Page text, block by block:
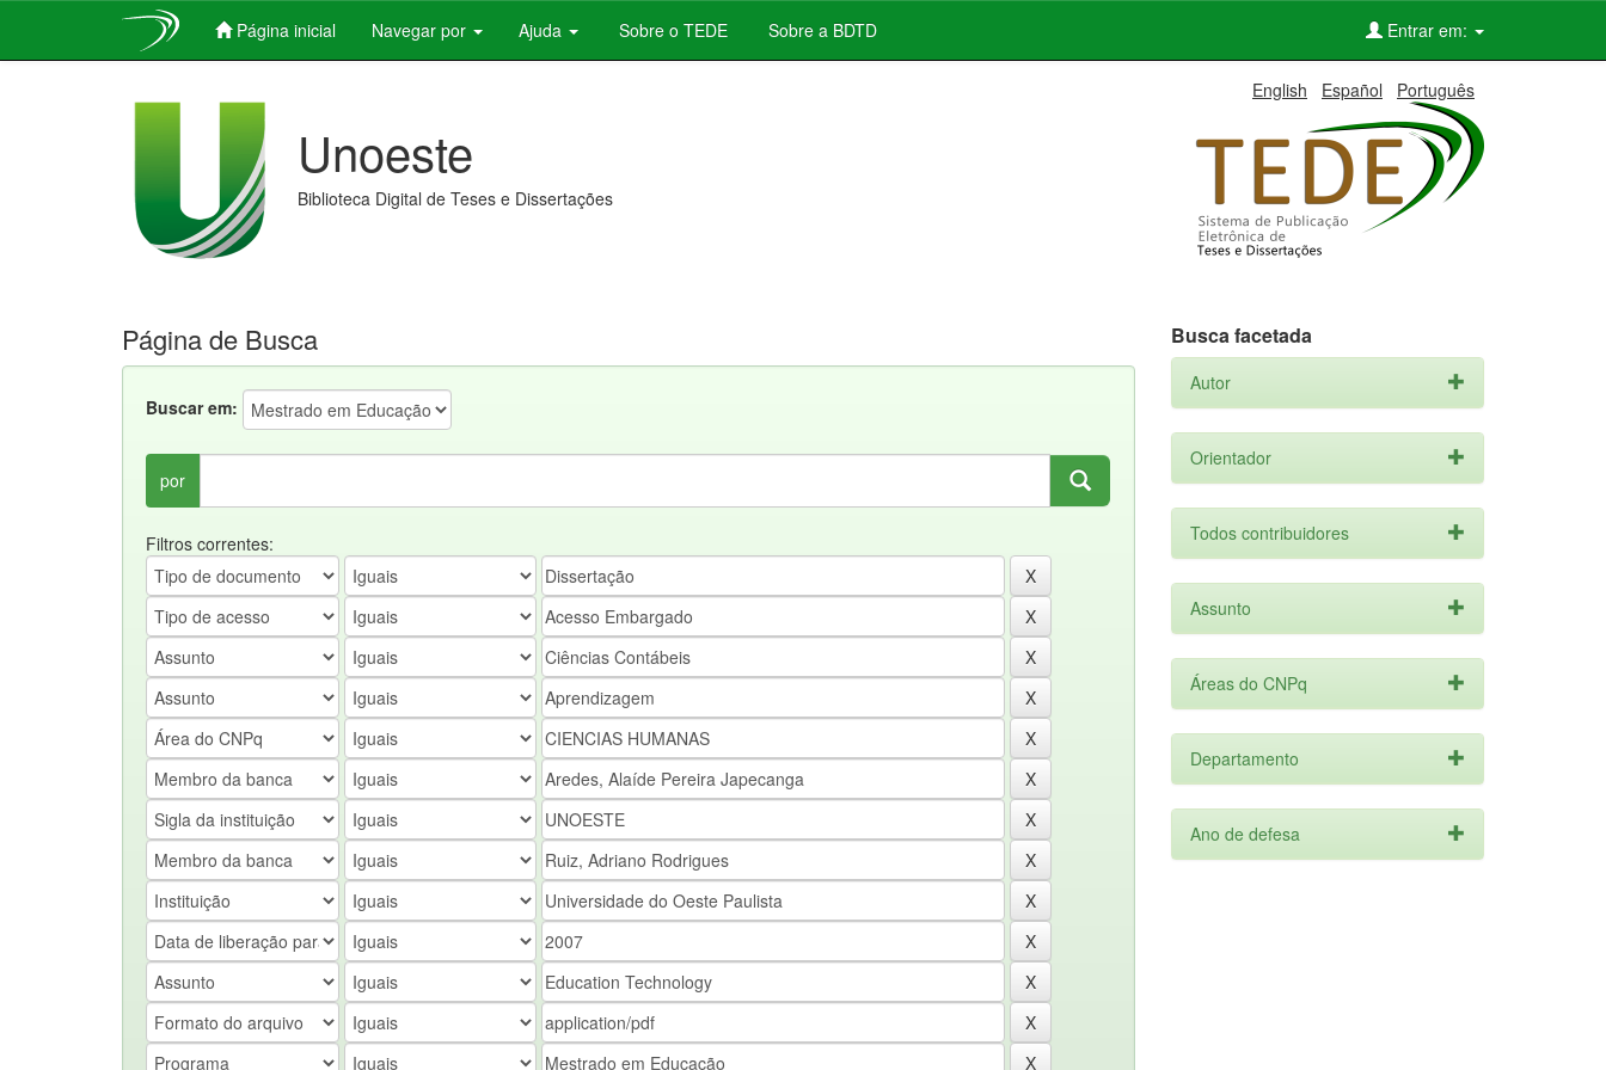
Página inicial Navegar por Ajuda Sobre o TEDE Sobre a BDTD Entrar em:
English Español Português
Unoeste
Biblioteca Digital de Teses e Dissertações
Página de Busca
Buscar em:
por
Filtros correntes:
Busca facetada
Autor
Orientador
Todos contribuidores
Assunto
Áreas do CNPq
Departamento
Ano de defesa